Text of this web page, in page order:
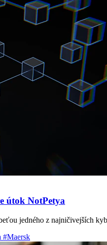
útok NotPetya
jedného z najničivejších
#Maersk